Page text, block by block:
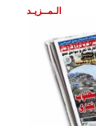
الـمــزيـد